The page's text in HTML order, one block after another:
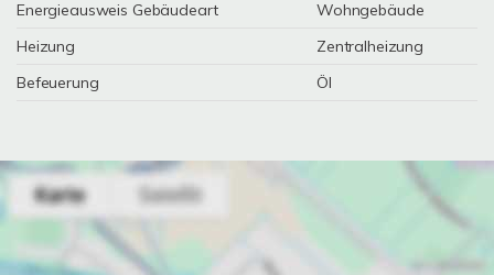
Energieausweis Gebäudeart
Wohngebäude
Heizung
Zentralheizung
Befeuerung
Öl